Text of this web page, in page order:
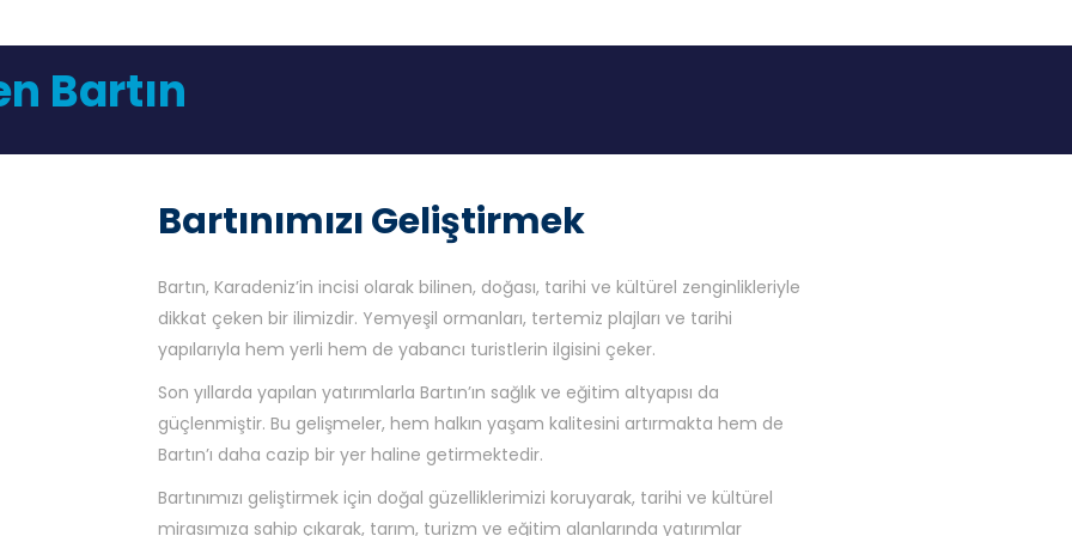
Bartın
Bartınımızı Geliştirmek
Bartın, Karadeniz’in incisi olarak bilinen, doğası, tarihi ve kültürel zenginlikleriyle
dikkat çeken bir ilimizdir. Yemyeşil ormanları, tertemiz plajları ve tarihi
yapılarıyla hem yerli hem de yabancı turistlerin ilgisini çeker.
Son yıllarda yapılan yatırımlarla Bartın’ın sağlık ve eğitim altyapısı da
güçlenmiştir. Bu gelişmeler, hem halkın yaşam kalitesini artırmakta hem de
Bartın’ı daha cazip bir yer haline getirmektedir.
Bartınımızı geliştirmek için doğal güzelliklerimizi koruyarak, tarihi ve kültürel
mirasımıza sahip çıkarak, tarım, turizm ve eğitim alanlarında yatırımlar